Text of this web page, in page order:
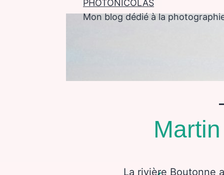
PHOTONICOLAS
Mon blog dédié à la
La rivière Boutonne